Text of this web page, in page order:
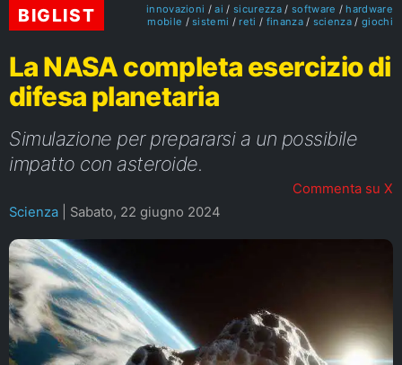
BIGLIST innovazioni ai sicurezza software
hardware
mobile
sistemi reti finanza scienza giochi
La NASA completa esercizio di
difesa planetaria
Simulazione per prepararsi a un possibile
impatto con asteroide.
Commenta su X
Scienza
Sabato, 22 giugno 2024